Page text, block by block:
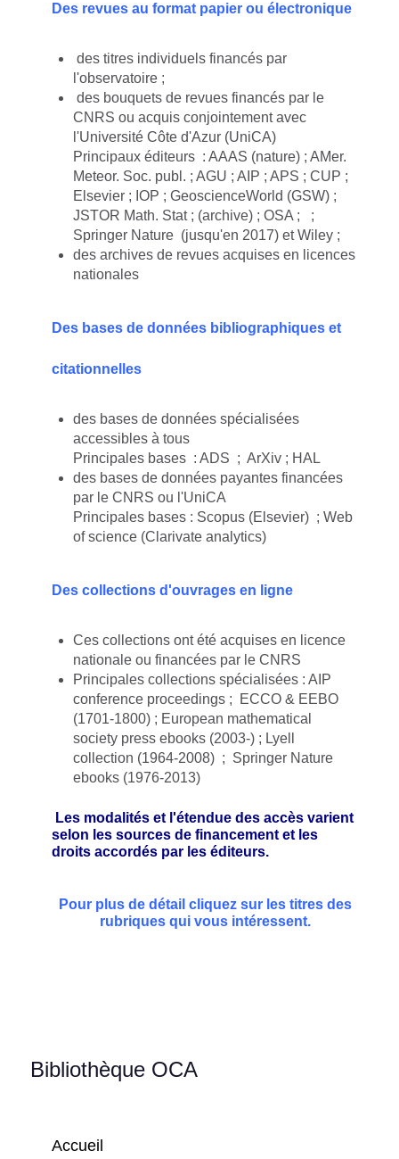
Des revues au format papier ou électronique
des titres individuels financés par
l'observatoire ;
des bouquets de revues financés par le
CNRS ou acquis conjointement avec
l'Université Côte d'Azur (UniCA)
Principaux éditeurs : AAAS (nature) ; AMer.
Meteor. Soc. publ. ; AGU ; AIP ; APS ; CUP ;
Elsevier ; IOP ; GeoscienceWorld (GSW) ;
JSTOR Math. Stat ; (archive) ; OSA ; ;
Springer Nature (jusqu'en 2017) et Wiley ;
des archives de revues acquises en licences
nationales
Des bases de données bibliographiques et
citationnelles
des bases de données spécialisées
accessibles à tous
Principales bases : ADS ; ArXiv ; HAL
des bases de données payantes financées
par le CNRS ou l'UniCA
Principales bases : Scopus (Elsevier) ; Web
of science (Clarivate analytics)
Des collections d'ouvrages en ligne
Ces collections ont été acquises en licence
nationale ou financées par le CNRS
Principales collections spécialisées : AIP
conference proceedings ; ECCO & EEBO
(1701-1800) ; European mathematical
society press ebooks (2003-) ; Lyell
collection (1964-2008) ; Springer Nature
ebooks (1976-2013)
Les modalités et l'étendue des accès varient
selon les sources de financement et les
droits accordés par les éditeurs.
Pour plus de détail cliquez sur les titres des
rubriques qui vous intéressent.
Bibliothèque OCA
Accueil